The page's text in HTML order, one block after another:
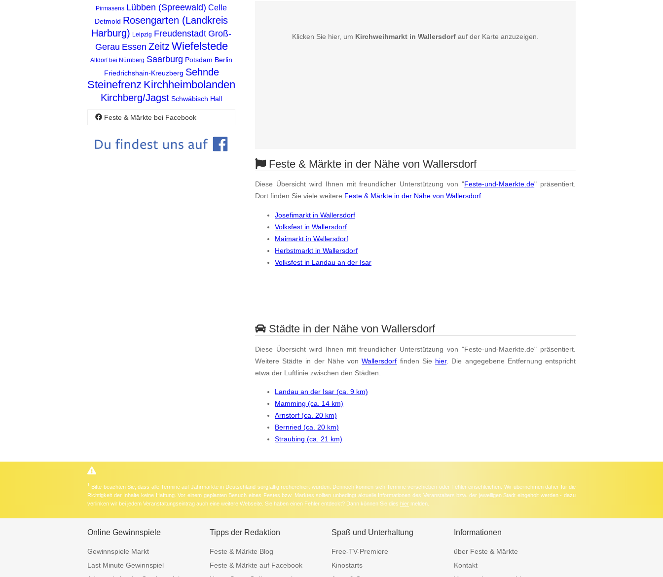
Klicken Sie hier, um Kirchweihmarkt in Wallersdorf auf der Karte anzuzeigen.
Feste & Märkte in der Nähe von Wallersdorf
Diese Übersicht wird Ihnen mit freundlicher Unterstützung von "Feste-und-Maerkte.de" präsentiert.
Dort finden Sie viele weitere Feste & Märkte in der Nähe von Wallersdorf.
Josefimarkt in Wallersdorf
Volksfest in Wallersdorf
Maimarkt in Wallersdorf
Herbstmarkt in Wallersdorf
Volksfest in Landau an der Isar
Städte in der Nähe von Wallersdorf
Diese Übersicht wird Ihnen mit freundlicher Unterstützung von "Feste-und-Maerkte.de" präsentiert.
Weitere Städte in der Nähe vonWallersdorf finden Sie hier. Die angegebene Entfernung entspricht
etwa der Luftlinie zwischen den Städten.
Landau an der Isar (ca. 9 km)
Mamming (ca. 14 km)
Arnstorf (ca. 20 km)
Bernried (ca. 20 km)
Straubing (ca. 21 km)
Pirmasens Lübben (Spreewald) Celle
Detmold Rosengarten (Landkreis
Harburg) Leipzig Freudenstadt Groß-
Gerau Essen Zeitz Wiefelstede
Altdorf bei Nürnberg Saarburg Potsdam Berlin
Friedrichshain-Kreuzberg Sehnde
Steinefrenz Kirchheimbolanden
Kirchberg/Jagst Schwäbisch Hall
Feste & Märkte bei Facebook
1 Bitte beachten Sie, dass alle Termine auf Jahrmärkte in Deutschland sorgfältig recherchiert wurden. Dennoch können sich Termine verschieben oder Fehler einschleichen. Wir übernehmen daher für die
Richtigkeit der Inhalte keine Haftung. Vor einem geplanten Besuch eines Festes bzw. Marktes sollten unbedingt aktuelle Informationen des Veranstalters bzw. der jeweiligen Stadt eingeholt werden - dazu
verlinken wir bei jedem Veranstaltungseintrag auch eine weitere Webseite. Sie haben einen Fehler entdeckt? Dann können Sie dies hier melden.
Online Gewinnspiele
Gewinnspiele Markt
Last Minute Gewinnspiel
Tipps der Redaktion
Feste & Märkte Blog
Feste & Märkte auf Facebook
Spaß und Unterhaltung
Free-TV-Premiere
Kinostarts
Informationen
über Feste & Märkte
Kontakt